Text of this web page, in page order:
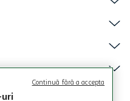
Auchan
uri
Continuă fără a accepta